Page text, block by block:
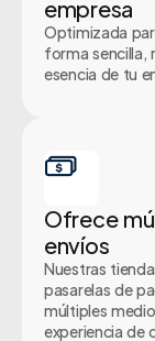
empresa
Optimizada
forma sencilla,
esencia de tu
Ofrece
envíos
Nuestras
pasarelas de
múltiples
experiencia de